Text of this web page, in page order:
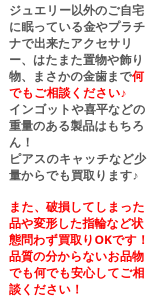
ジュエリー以外のご自宅
に眠っている金やプラチ
ナで出来たアクセサリ
ー、はたまた置物や飾り
物、まさかの金歯まで何
でもご相談ください♪
インゴットや喜平などの
重量のある製品はもちろ
ん！
ピアスのキャッチなど少
量からでも買取ります♪
また、破損してしまった
品や変形した指輪など状
態問わず買取りOKです！
品質の分からないお品物
でも何でも安心してご相
談ください！